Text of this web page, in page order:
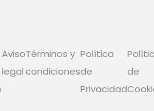
Aviso
legal
Términos y
condiciones
Política
de
Privacidad
de